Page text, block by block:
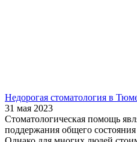
Недорогая стоматология в
31 мая 2023
Стоматологическая помощь
поддержания общего